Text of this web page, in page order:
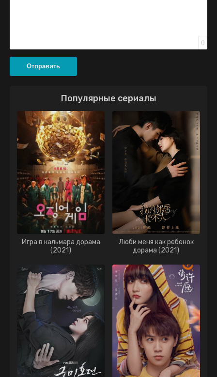
0
Отправить
Популярные сериалы
Игра в кальмара дорама
(2021)
Люби меня как ребенок
дорама (2021)